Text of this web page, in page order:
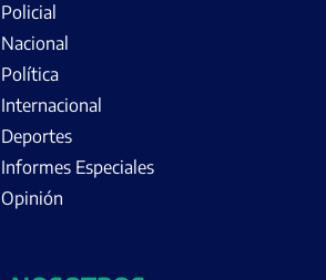
Policial
Nacional
Política
Internacional
Deportes
Informes Especiales
Opinión